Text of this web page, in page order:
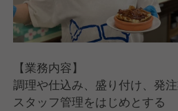
また、成長をサポートする多
■月1回の店舗会議で数字の共
■販促セミナーにも参加しノ
■プロのSNS運用業者を導入し
マーケティング手法を学ぶ
【業務内容】
調理や仕込み、盛り付け、発
スタッフ管理をはじめとする